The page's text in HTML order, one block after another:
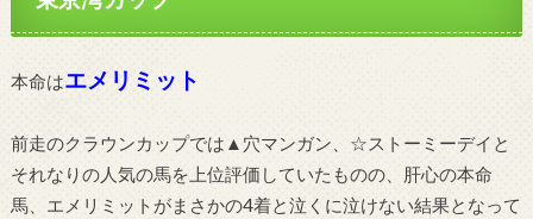
本命はエメリミット
前走のクラウンカップでは▲穴マンガン、☆ストーミーデイと
それなりの人気の馬を上位評価していたものの、肝心の本命
馬、エメリミットがまさかの4着と泣くに泣けない結果となって